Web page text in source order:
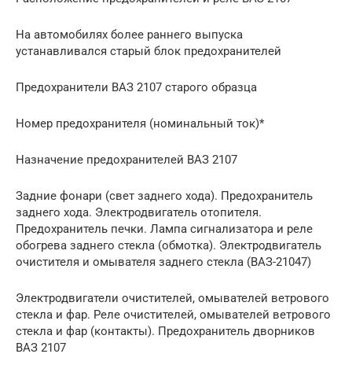
На автомобилях более раннего выпуска
устанавливался старый блок предохранителей
Предохранители ВАЗ 2107 старого образца
Номер предохранителя (номинальный ток)*
Назначение предохранителей ВАЗ 2107
Задние фонари (свет заднего хода). Предохранитель
заднего хода. Электродвигатель отопителя.
Предохранитель печки. Лампа сигнализатора и реле
обогрева заднего стекла (обмотка). Электродвигатель
очистителя и омывателя заднего стекла (ВАЗ-21047)
Электродвигатели очистителей, омывателей ветрового
стекла и фар. Реле очистителей, омывателей ветрового
стекла и фар (контакты). Предохранитель дворников
ВАЗ 2107